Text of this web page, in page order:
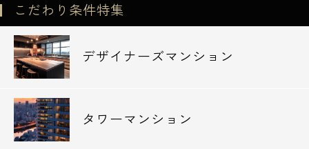
こだわり条件特集
デザイナーズマンション
タワーマンション